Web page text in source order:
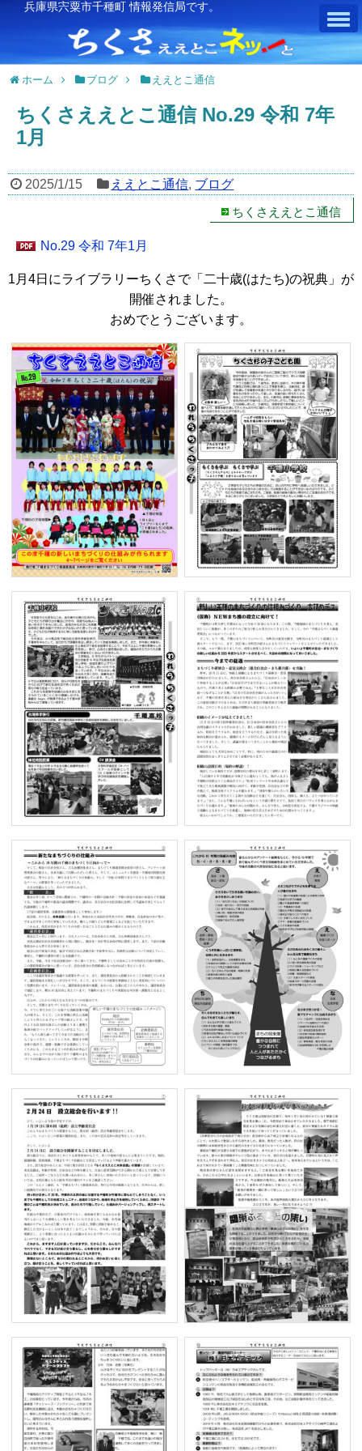
兵庫県宍粟市千種町 情報発信局です。
ホーム ブログ ええとこ通信
ちくさええとこ通信 No.29 令和 7年
1月
2025/1/15 ええとこ通信, ブログ
ちくさええとこ通信
No.29 令和 7年1月
1月4日にライブラリーちくさで「二十歳(はたち)の祝典」が
開催されました。
おめでとうございます。